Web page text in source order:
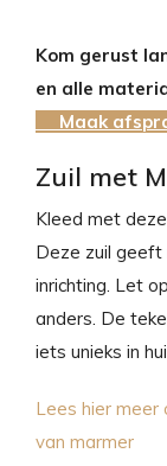
Kom gerust
en alle
Maak
Zuil met
Kleed met
Deze zuil geeft
inrichting. Let
anders. De
iets unieks in
Lees hier meer
van marmer